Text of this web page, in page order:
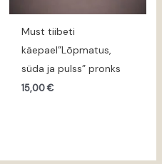
Must tiibeti
käepael”Lõpmatus,
süda ja pulss” pronks
15,00€